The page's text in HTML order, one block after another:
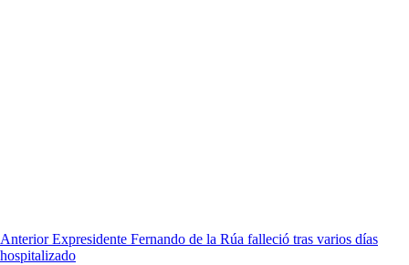
Anterior Expresidente Fernando de la Rúa falleció tras varios días
hospitalizado